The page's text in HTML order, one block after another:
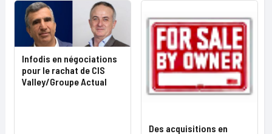
Infodis en négociations
pour le rachat de CIS
Valley/Groupe Actual
Des acquisitions en